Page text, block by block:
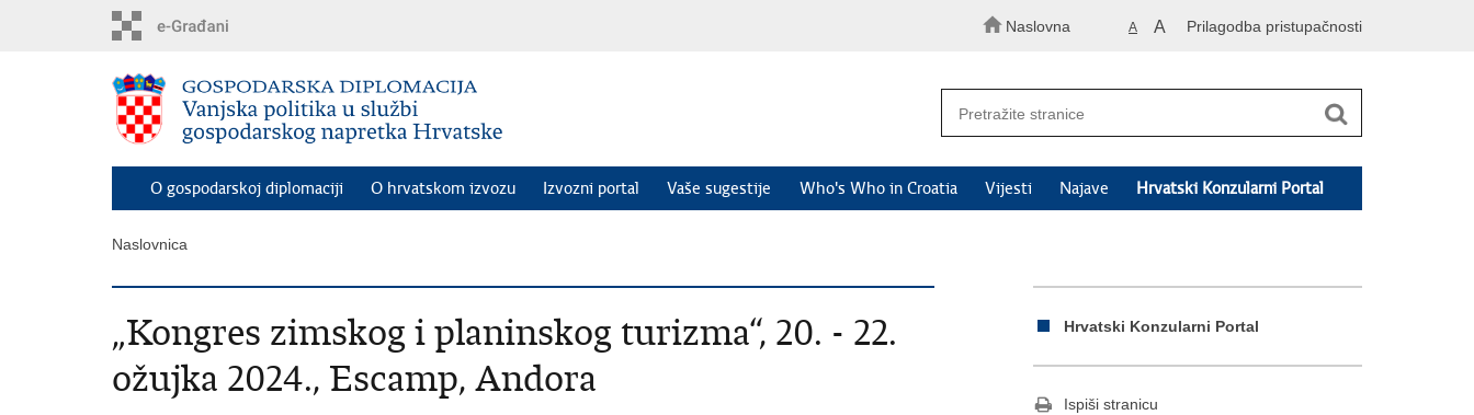
Naslovna A A Prilagodba pristupačnosti
O gospodarskoj diplomaciji O hrvatskom izvozu Izvozni portal Vaše sugestije Who's Who in Croatia Vijesti Najave Hrvatski Konzularni Portal
Naslovnica
„Kongres zimskog i planinskog turizma“, 20. - 22.
ožujka 2024., Escamp, Andora
Hrvatski Konzularni Portal
Ispiši stranicu